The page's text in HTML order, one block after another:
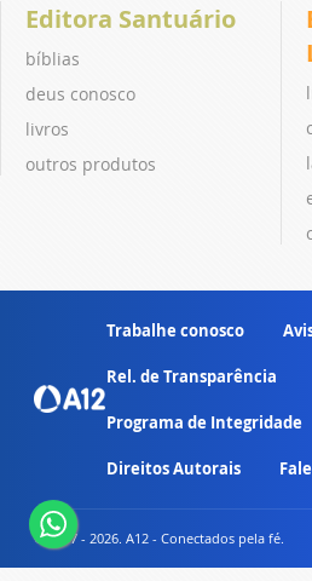
Editora Santuário
bíblias
deus conosco
livros
outros produtos
Trabalhe conosco
Rel. de Transparência
Programa de Integridade
Direitos Autorais
© 2007 - 2026. A12 - Conectados pela fé.